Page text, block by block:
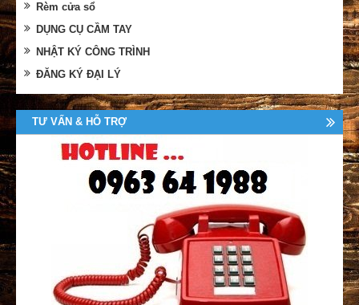
Rèm cửa sổ
DỤNG CỤ CẦM TAY
NHẬT KÝ CÔNG TRÌNH
ĐĂNG KÝ ĐẠI LÝ
TƯ VẤN & HỖ TRỢ